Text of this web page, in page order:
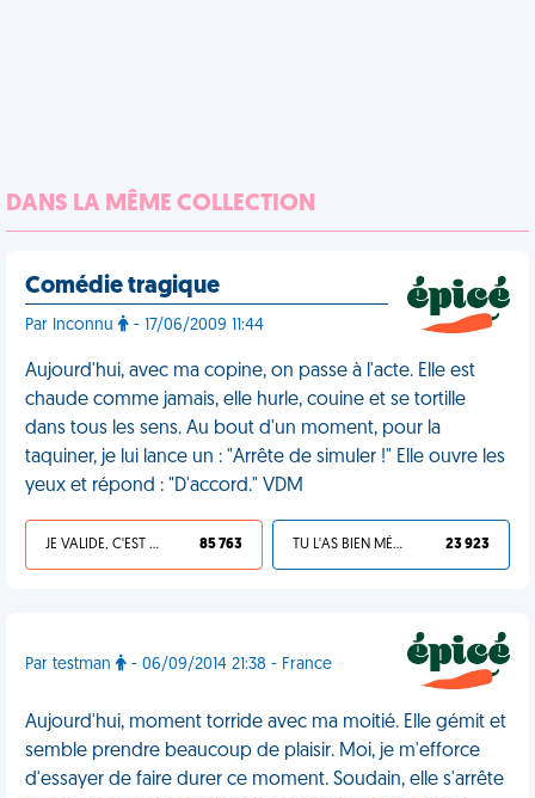
DANS LA MÊME COLLECTION
Comédie tragique
Par Inconnu - 17/06/2009 11:44
Aujourd'hui, avec ma copine, on passe à l'acte. Elle est
chaude comme jamais, elle hurle, couine et se tortille
dans tous les sens. Au bout d'un moment, pour la
taquiner, je lui lance un : "Arrête de simuler !" Elle ouvre les
yeux et répond : "D'accord." VDM
JE VALIDE, C'EST UNE VDM 85 763 TU L'AS BIEN MÉRITÉ 23 923
Par testman - 06/09/2014 21:38 - France
Aujourd'hui, moment torride avec ma moitié. Elle gémit et
semble prendre beaucoup de plaisir. Moi, je m'efforce
d'essayer de faire durer ce moment. Soudain, elle s'arrête